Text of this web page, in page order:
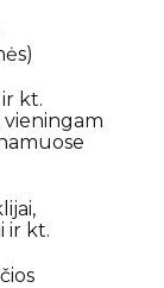
kt.
vieningam
ir kt.